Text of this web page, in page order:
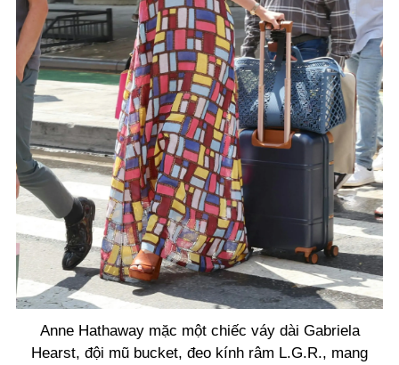
Anne Hathaway mặc một chiếc váy dài Gabriela
Hearst, đội mũ bucket, đeo kính râm L.G.R., mang